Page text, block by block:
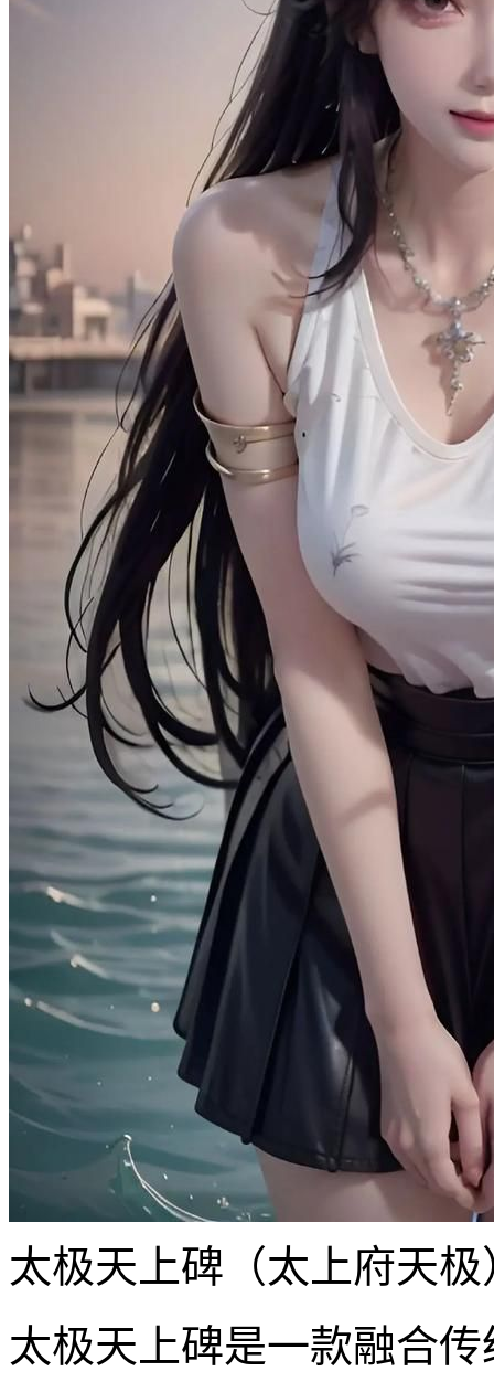
太极天上碑（太上府天极
太极天上碑是一款融合